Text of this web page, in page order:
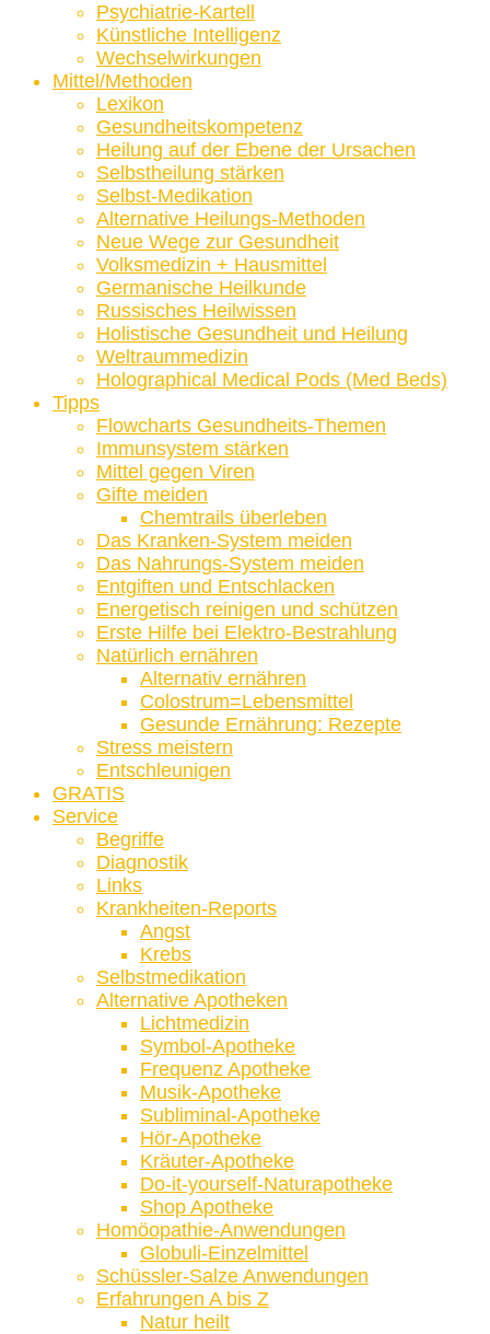
Psychiatrie-Kartell
Künstliche Intelligenz
Wechselwirkungen
Mittel/Methoden
Lexikon
Gesundheitskompetenz
Heilung auf der Ebene der Ursachen
Selbstheilung stärken
Selbst-Medikation
Alternative Heilungs-Methoden
Neue Wege zur Gesundheit
Volksmedizin + Hausmittel
Germanische Heilkunde
Russisches Heilwissen
Holistische Gesundheit und Heilung
Weltraummedizin
Holographical Medical Pods (Med Beds)
Tipps
Flowcharts Gesundheits-Themen
Immunsystem stärken
Mittel gegen Viren
Gifte meiden
Chemtrails überleben
Das Kranken-System meiden
Das Nahrungs-System meiden
Entgiften und Entschlacken
Energetisch reinigen und schützen
Erste Hilfe bei Elektro-Bestrahlung
Natürlich ernähren
Alternativ ernähren
Colostrum=Lebensmittel
Gesunde Ernährung: Rezepte
Stress meistern
Entschleunigen
GRATIS
Service
Begriffe
Diagnostik
Links
Krankheiten-Reports
Angst
Krebs
Selbstmedikation
Alternative Apotheken
Lichtmedizin
Symbol-Apotheke
Frequenz Apotheke
Musik-Apotheke
Subliminal-Apotheke
Hör-Apotheke
Kräuter-Apotheke
Do-it-yourself-Naturapotheke
Shop Apotheke
Homöopathie-Anwendungen
Globuli-Einzelmittel
Schüssler-Salze Anwendungen
Erfahrungen A bis Z
Natur heilt